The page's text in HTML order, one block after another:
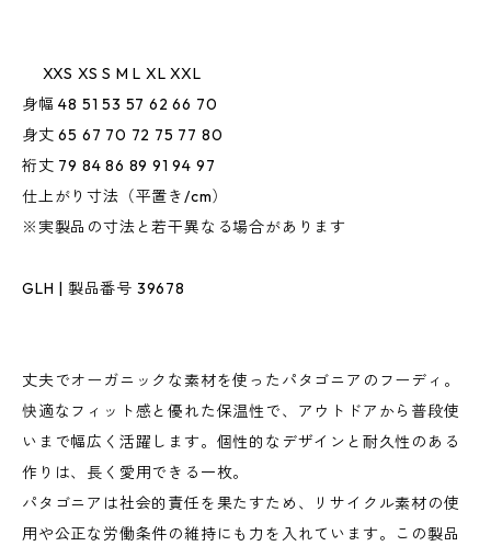
XXS XS S M L XL XXL
身幅 48 51 53 57 62 66 70
身丈 65 67 70 72 75 77 80
裄丈 79 84 86 89 91 94 97
仕上がり寸法（平置き/cm）
※実製品の寸法と若干異なる場合があります
GLH | 製品番号 39678
丈夫でオーガニックな素材を使ったパタゴニアのフーディ。
快適なフィット感と優れた保温性で、アウトドアから普段使
いまで幅広く活躍します。個性的なデザインと耐久性のある
作りは、長く愛用できる一枚。
パタゴニアは社会的責任を果たすため、リサイクル素材の使
用や公正な労働条件の維持にも力を入れています。この製品